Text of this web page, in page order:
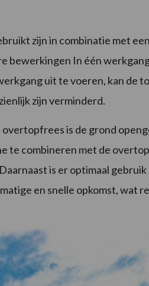
zijn in combinatie met
bewerkingen In één
uit te voeren, kan de
zijn verminderd.
is de grond
te combineren met de
is er optimaal
en snelle opkomst, wat